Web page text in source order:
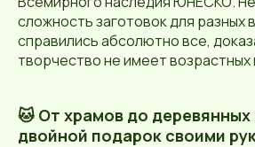
сложность заготовок для разных
справились абсолютно все,
творчество не имеет возрастных
🐱 От храмов до деревянных
двойной подарок своими